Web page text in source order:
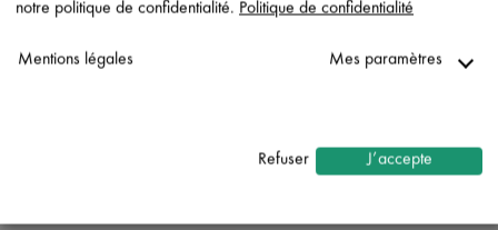
notre politique de confidentialité. Politique de confidentialité
Mentions légales Mes paramètres
Refuser J’accepte